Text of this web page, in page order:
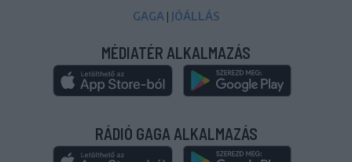
GAGA | JÓÁLLÁS
MÉDIATÉR ALKALMAZÁS
RÁDIÓ GAGA ALKALMAZÁS